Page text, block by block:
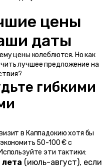
цены
даты
цены колеблются. Но как
лучшее предложение на
гибкими
в Каппадокию хотя бы
50-100 € с
эти тактики:
(июль-август), если